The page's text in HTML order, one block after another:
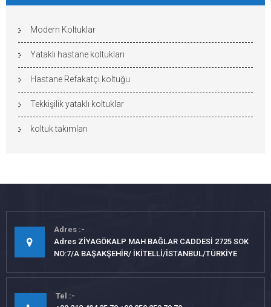
Modern Koltuklar
Yataklı hastane koltukları
Hastane Refakatçi koltuğu
Tekkişilik yataklı koltuklar
koltuk takımları
Adres
Adres ZİYAGÖKALP MAH BAĞLAR CADDESİ 2725 SOK
NO:7/A BAŞAKŞEHİR/ İKİTELLİ/İSTANBUL/TÜRKİYE
Tel